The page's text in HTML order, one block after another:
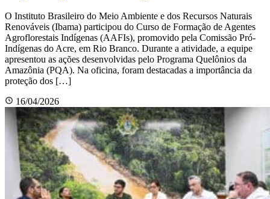
O Instituto Brasileiro do Meio Ambiente e dos Recursos Naturais
Renováveis (Ibama) participou do Curso de Formação de Agentes
Agroflorestais Indígenas (AAFIs), promovido pela Comissão Pró-
Indígenas do Acre, em Rio Branco. Durante a atividade, a equipe
apresentou as ações desenvolvidas pelo Programa Quelônios da
Amazônia (PQA). Na oficina, foram destacadas a importância da
proteção dos […]
16/04/2026